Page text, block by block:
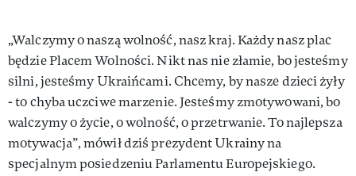
„Walczymy o naszą wolność, nasz kraj. Każdy nasz plac
będzie Placem Wolności. Nikt nas nie złamie, bo jesteśmy
silni, jesteśmy Ukraińcami. Chcemy, by nasze dzieci żyły
- to chyba uczciwe marzenie. Jesteśmy zmotywowani, bo
walczymy o życie, o wolność, o przetrwanie. To najlepsza
motywacja”, mówił dziś prezydent Ukrainy na
specjalnym posiedzeniu Parlamentu Europejskiego.